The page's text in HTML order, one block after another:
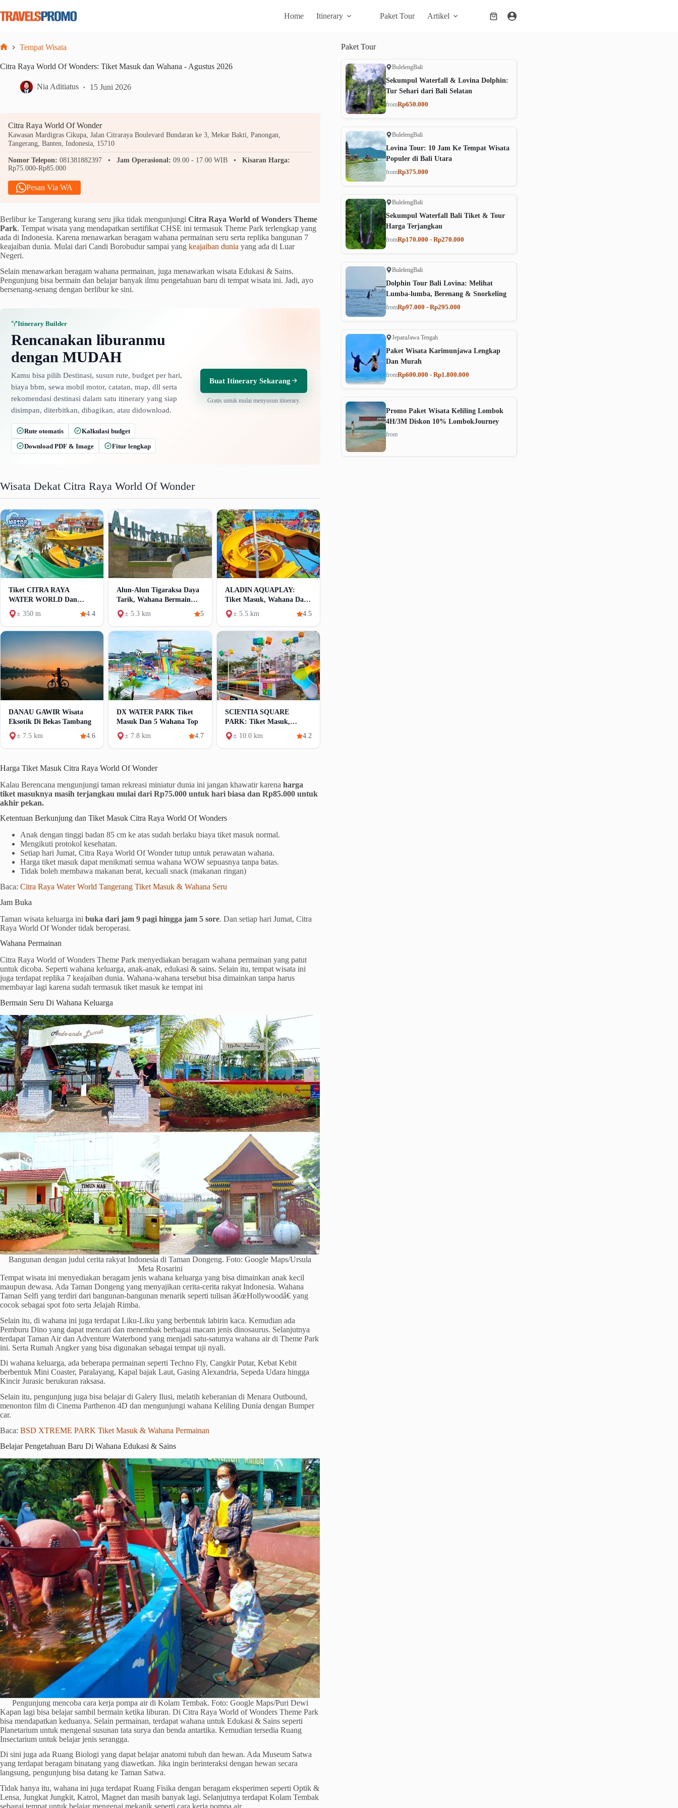
to
content
Home Itinerary Paket Tour Artikel
Shopping
Tempat Wisata
Citra Raya World Of Wonders: Tiket Masuk dan Wahana - Agustus 2026
Nia Aditiatus 15 Juni 2026
Citra Raya World Of Wonder
Kawasan Mardigras Cikupa, Jalan Citraraya Boulevard Bundaran ke 3, Mekar Bakti, Panongan,
Tangerang, Banten, Indonesia, 15710
Nomor Telepon: 081381882397 Jam Operasional: 09.00 - 17.00 WIB
Kisaran Harga:
Rp75.000-Rp85.000
Pesan Via WA
Berlibur ke Tangerang kurang seru jika tidak mengunjungi Citra Raya World of Wonders Theme
Park. Tempat wisata yang mendapatkan sertifikat CHSE ini termasuk Theme Park terlengkap yang
ada di Indonesia. Karena menawarkan beragam wahana permainan seru serta replika bangunan 7
keajaiban dunia. Mulai dari Candi Borobudur sampai yang keajaiban dunia yang ada di Luar
Negeri.
Selain menawarkan beragam wahana permainan, juga menawarkan wisata Edukasi & Sains.
Pengunjung bisa bermain dan belajar banyak ilmu pengetahuan baru di tempat wisata ini. Jadi, ayo
bersenang-senang dengan berlibur ke sini.
Itinerary Builder
Rencanakan liburanmu
dengan MUDAH
Kamu bisa pilih Destinasi, susun rute, budget per hari,
biaya bbm, sewa mobil motor, catatan, map, dll serta
rekomendasi destinasi dalam satu itinerary yang siap
disimpan, diterbitkan, dibagikan, atau didownload.
Rute otomatis
Kalkulasi budget
Download PDF & Image
Fitur lengkap
Buat Itinerary Sekarang
Gratis untuk mulai menyusun itinerary.
Wisata Dekat Citra Raya World Of Wonder
Tiket CITRA RAYA
WATER WORLD Dan
Wahana
± 350 m 4.4
Alun-Alun Tigaraksa Daya
Tarik, Wahana Bermain
Dan Fasilitas
± 5.3 km 5
ALADIN AQUAPLAY:
Tiket Masuk, Wahana Dan
Fasilitas
± 5.5 km 4.5
DANAU GAWIR Wisata
Eksotik Di Bekas Tambang
± 7.5 km
4.6
DX WATER PARK Tiket
Masuk Dan 5 Wahana Top
± 7.8 km
4.7
SCIENTIA SQUARE
PARK: Tiket Masuk,
Aktivitas Dan Wahana
± 10.0 km 4.2
Harga Tiket Masuk Citra Raya World Of Wonder
Kalau Berencana mengunjungi taman rekreasi miniatur dunia ini jangan khawatir karena harga
tiket masuknya masih terjangkau mulai dari Rp75.000 untuk hari biasa dan Rp85.000 untuk
akhir pekan.
Ketentuan Berkunjung dan Tiket Masuk Citra Raya World Of Wonders
Anak dengan tinggi badan 85 cm ke atas sudah berlaku biaya tiket masuk normal.
Mengikuti protokol kesehatan.
Setiap hari Jumat, Citra Raya World Of Wonder tutup untuk perawatan wahana.
Harga tiket masuk dapat menikmati semua wahana WOW sepuasnya tanpa batas.
Tidak boleh membawa makanan berat, kecuali snack (makanan ringan)
Baca: Citra Raya Water World Tangerang Tiket Masuk & Wahana Seru
Jam Buka
Taman wisata keluarga ini buka dari jam 9 pagi hingga jam 5 sore. Dan setiap hari Jumat, Citra
Raya World Of Wonder tidak beroperasi.
Wahana Permainan
Citra Raya World of Wonders Theme Park menyediakan beragam wahana permainan yang patut
untuk dicoba. Seperti wahana keluarga, anak-anak, edukasi & sains. Selain itu, tempat wisata ini
juga terdapat replika 7 keajaiban dunia. Wahana-wahana tersebut bisa dimainkan tanpa harus
membayar lagi karena sudah termasuk tiket masuk ke tempat ini
Bermain Seru Di Wahana Keluarga
Bangunan dengan judul cerita rakyat Indonesia di Taman Dongeng. Foto: Google Maps/Ursula
Meta Rosarini
Tempat wisata ini menyediakan beragam jenis wahana keluarga yang bisa dimainkan anak kecil
maupun dewasa. Ada Taman Dongeng yang menyajikan cerita-cerita rakyat Indonesia. Wahana
Taman Selfi yang terdiri dari bangunan-bangunan menarik seperti tulisan â€œHollywoodâ€ yang
cocok sebagai spot foto serta Jelajah Rimba.
Selain itu, di wahana ini juga terdapat Liku-Liku yang berbentuk labirin kaca. Kemudian ada
Pemburu Dino yang dapat mencari dan menembak berbagai macam jenis dinosaurus. Selanjutnya
terdapat Taman Air dan Adventure Waterbond yang menjadi satu-satunya wahana air di Theme Park
ini. Serta Rumah Angker yang bisa digunakan sebagai tempat uji nyali.
Di wahana keluarga, ada beberapa permainan seperti Techno Fly, Cangkir Putar, Kebat Kebit
berbentuk Mini Coaster, Paralayang, Kapal bajak Laut, Gasing Alexandria, Sepeda Udara hingga
Kincir Jurasic berukuran raksasa.
Selain itu, pengunjung juga bisa belajar di Galery Ilusi, melatih keberanian di Menara Outbound,
menonton film di Cinema Parthenon 4D dan mengunjungi wahana Keliling Dunia dengan Bumper
car.
Baca: BSD XTREME PARK Tiket Masuk & Wahana Permainan
Belajar Pengetahuan Baru Di Wahana Edukasi & Sains
Pengunjung mencoba cara kerja pompa air di Kolam Tembak. Foto: Google Maps/Puri Dewi
Kapan lagi bisa belajar sambil bermain ketika liburan. Di Citra Raya World of Wonders Theme Park
bisa mendapatkan keduanya. Selain permainan, terdapat wahana untuk Edukasi & Sains seperti
Planetarium untuk mengenal susunan tata surya dan benda antartika. Kemudian tersedia Ruang
Insectarium untuk belajar jenis serangga.
Di sini juga ada Ruang Biologi yang dapat belajar anatomi tubuh dan hewan. Ada Museum Satwa
yang terdapat beragam binatang yang diawetkan. Jika ingin berinteraksi dengan hewan secara
langsung, pengunjung bisa datang ke Taman Satwa.
Tidak hanya itu, wahana ini juga terdapat Ruang Fisika dengan beragam eksperimen seperti Optik &
Lensa, Jungkat Jungkit, Katrol, Magnet dan masih banyak lagi. Selanjutnya terdapat Kolam Tembak
Paket Tour
BulelengBali
Sekumpul Waterfall & Lovina Dolphin:
Tur Sehari dari Bali Selatan
fromRp650.000
BulelengBali
Lovina Tour: 10 Jam Ke Tempat Wisata
Populer di Bali Utara
fromRp375.000
BulelengBali
Sekumpul Waterfall Bali Tiket & Tour
Harga Terjangkau
fromRp170.000 - Rp270.000
BulelengBali
Dolphin Tour Bali Lovina: Melihat
Lumba-lumba, Berenang & Snorkeling
fromRp97.000 - Rp295.000
JeparaJawa Tengah
Paket Wisata Karimunjawa Lengkap
Dan Murah
fromRp600.000 - Rp1.800.000
Promo Paket Wisata Keliling Lombok
4H/3M Diskon 10% LombokJourney
from